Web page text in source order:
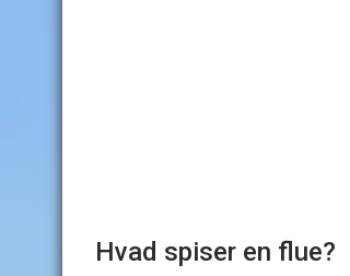
Hvad spiser en flue?